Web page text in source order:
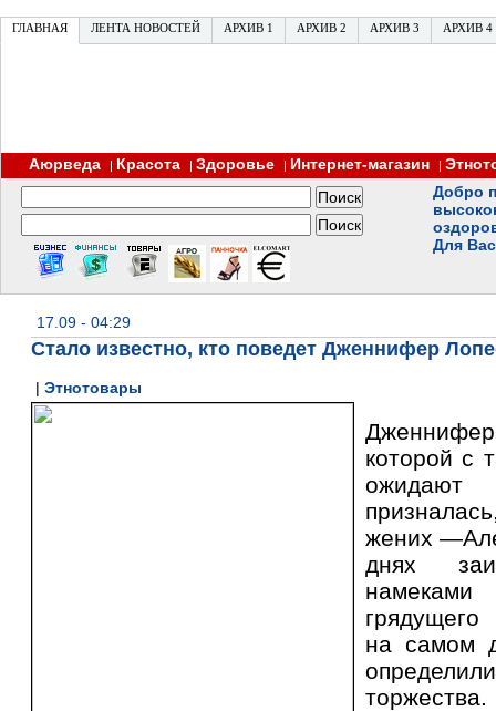
ГЛАВНАЯ ЛЕНТА НОВОСТЕЙ АРХИВ 1 АРХИВ 2 АРХИВ 3 АРХИВ 4
Аюрведа | Красота | Здоровье | Интернет-магазин |
Добро
Для
17.09 - 04:29
Стало известно, кто поведет Дженнифер
| Этнотовары
которой с
жених
днях
на самом
торжества.